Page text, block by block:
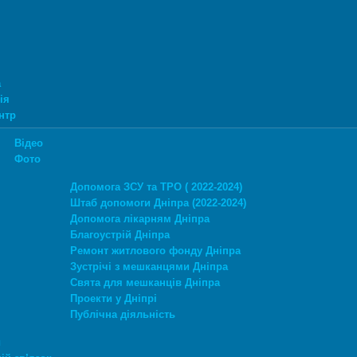
Відео
Фото
Допомога ЗСУ та ТРО ( 2022-2024)
Штаб допомоги Дніпра (2022-2024)
Допомога лікарням Дніпра
Благоустрій Дніпра
Ремонт житлового фонду Дніпра
Зустрічі з мешканцями Дніпра
Свята для мешканців Дніпра
Проекти у Дніпрі
Публічна діяльність